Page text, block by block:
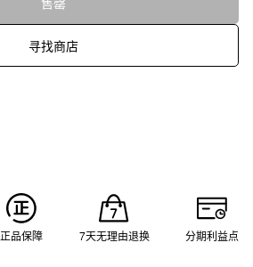
寻找商店
正品保障 7天无理由退换 分期利益点